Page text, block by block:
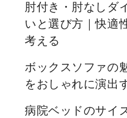
肘付き・肘なしダ
いと選び方｜快適
考える
ボックスソファの
をおしゃれに演出
病院ベッドのサイ